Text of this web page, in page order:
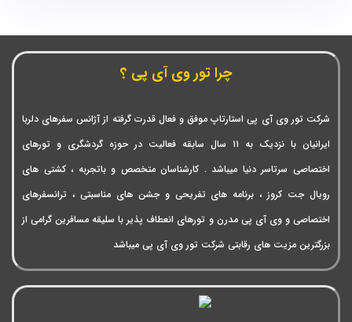
چرا تور وی آی پی ؟
شرکت تور وی آی پی استارتاپ موفق و فعال قدرت گرفته از آژانس سفرهای دلربا
ایرانیان با نزدیک به ۱۱ سال سابقه فعالیت در حوزه گردشگری و تورهای
اختصاصی سرتاسر دنیا میباشد . کارشناسان متخصص و باتجربه ، کشتی های
رویال جت کروز ، برنامه های تفریحی و جشن های مناسبتی ، ترانسفرهای
اختصاصی و وی آی پی مدرن و تورهای انعطاف پذیر با سلیقه مسافرین گرامی از
بزرگترین مزیت های رقابتی شرکت تور وی آی پی میباشد